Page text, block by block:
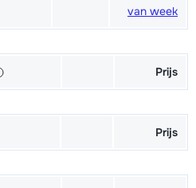
van week
Prijs
van week
Prijs